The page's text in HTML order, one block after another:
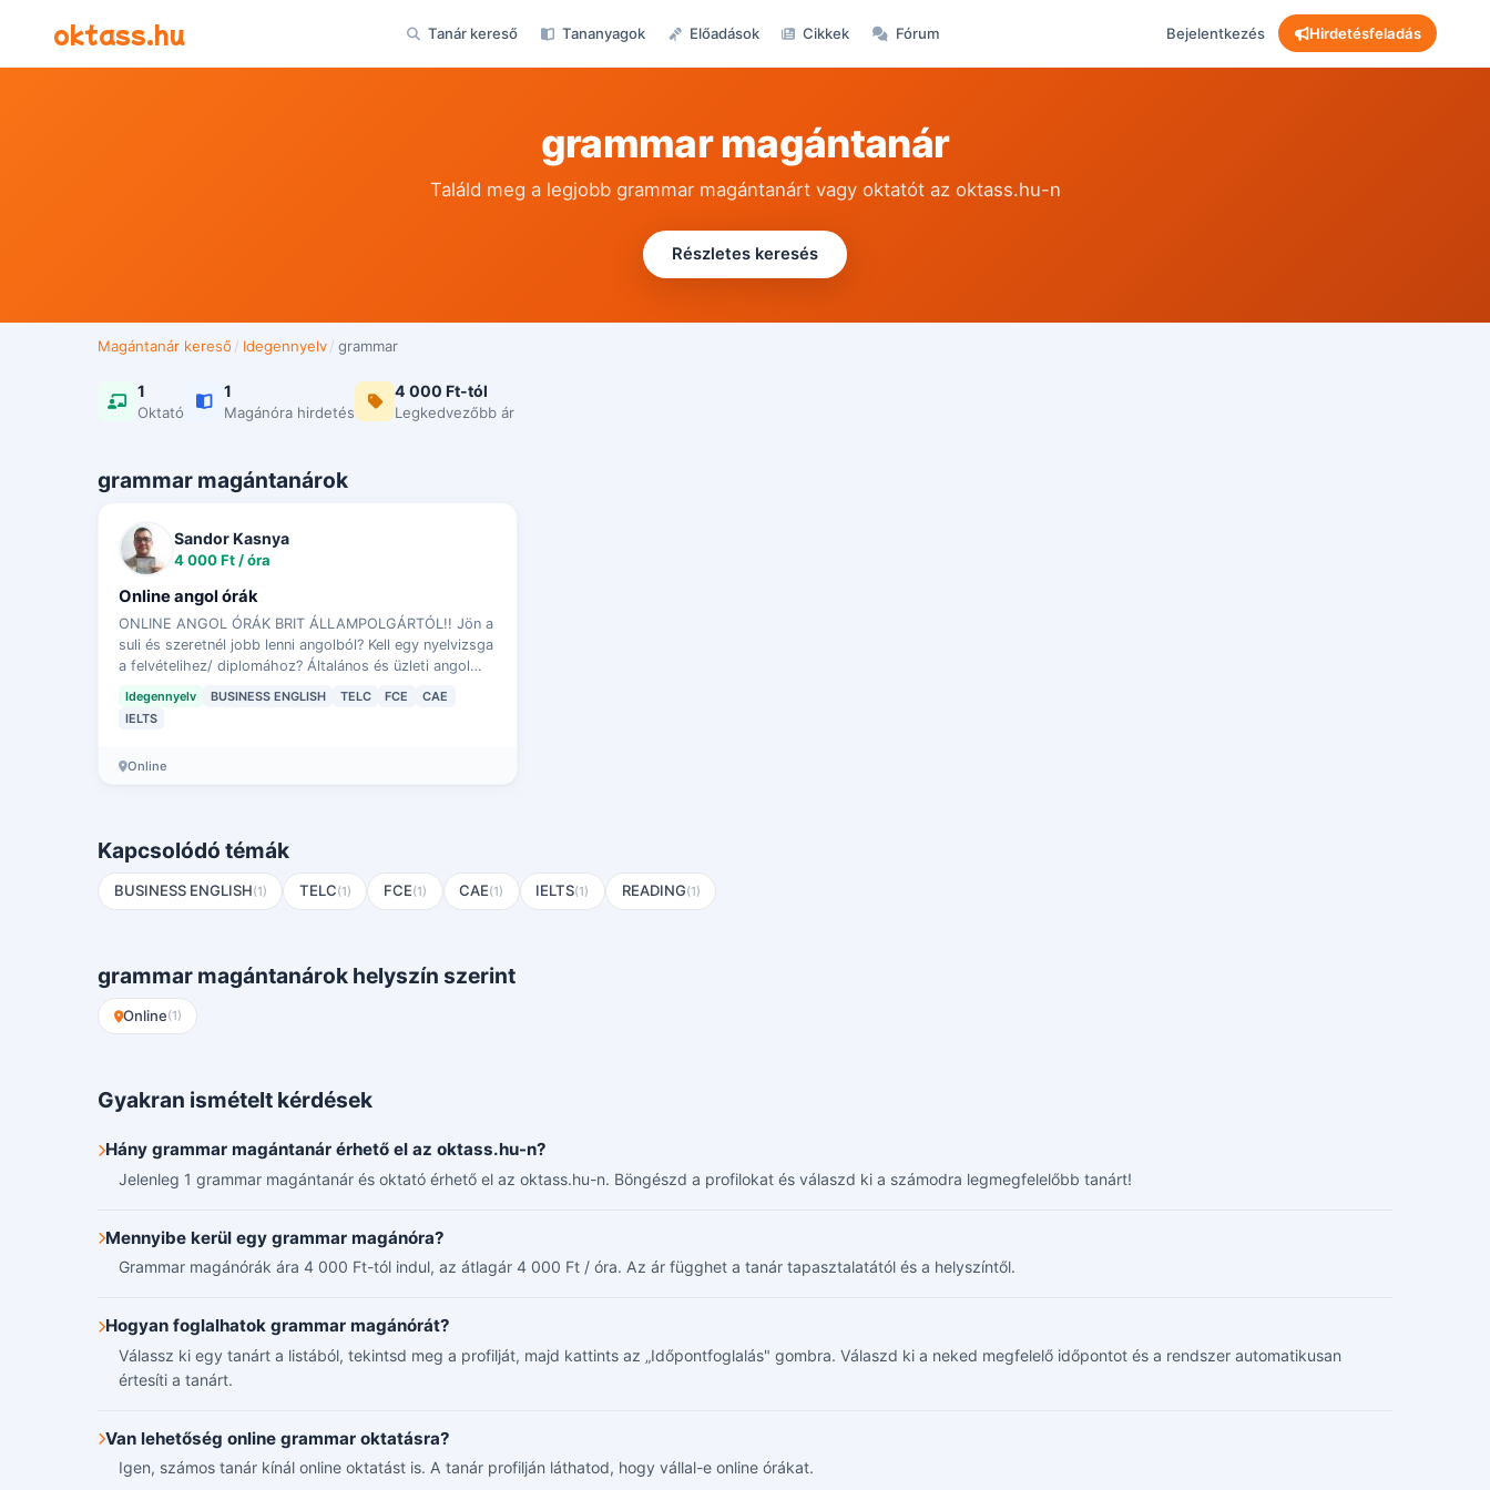
oktass.hu Tanár kereső Tananyagok Előadások Cikkek Fórum Bejelentkezés Hirdetésfeladás
grammar magántanár
Találd meg a legjobb grammar magántanárt vagy oktatót az oktass.hu-n
Részletes keresés
Magántanár kereső / Idegennyelv / grammar
1
Oktató
1
Magánóra hirdetés
4 000 Ft-tól
Legkedvezőbb ár
grammar magántanárok
Sandor Kasnya
4 000 Ft / óra
Online angol órák
ONLINE ANGOL ÓRÁK BRIT ÁLLAMPOLGÁRTÓL!! Jön a
suli és szeretnél jobb lenni angolból? Kell egy nyelvizsga
a felvételihez/ diplomához? Általános és üzleti angol
Idegennyelv BUSINESS ENGLISH TELC FCE
CAE
IELTS
Online
Kapcsolódó témák
BUSINESS ENGLISH(1) TELC(1) FCE(1) CAE(1) IELTS(1) READING(1)
grammar magántanárok helyszín szerint
Online(1)
Gyakran ismételt kérdések
Hány grammar magántanár érhető el az oktass.hu-n?
Jelenleg 1 grammar magántanár és oktató érhető el az oktass.hu-n. Böngészd a profilokat és válaszd ki a számodra legmegfelelőbb tanárt!
Mennyibe kerül egy grammar magánóra?
Grammar magánórák ára 4 000 Ft-tól indul, az átlagár 4 000 Ft / óra. Az ár függhet a tanár tapasztalatától és a helyszíntől.
Hogyan foglalhatok grammar magánórát?
Válassz ki egy tanárt a listából, tekintsd meg a profilját, majd kattints az „Időpontfoglalás" gombra. Válaszd ki a neked megfelelő időpontot és a rendszer automatikusan
értesíti a tanárt.
Van lehetőség online grammar oktatásra?
Igen, számos tanár kínál online oktatást is. A tanár profilján láthatod, hogy vállal-e online órákat.